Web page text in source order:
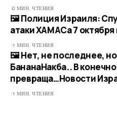
0 МИН. ЧТЕНИЯ
🖼 Полиция Израиля:
атаки ХАМАСа 7
1 МИН. ЧТЕНИЯ
🖼 Нет, не последнее,
БананаНакба.. В
превраща…​Новости
1 МИН. ЧТЕНИЯ